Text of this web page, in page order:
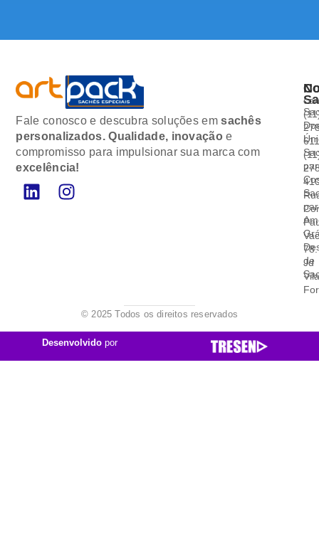
Fale conosco e descubra soluções emsachês
personalizados. Qualidade, inovação e
compromisso para impulsionar sua marca com
excelência!
de
78.
Jd
© 2025 Todos os direitos reservados
Desenvolvido por